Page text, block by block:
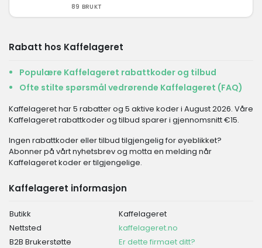
89 BRUKT
Rabatt hos Kaffelageret
Populære Kaffelageret rabattkoder og tilbud
Ofte stilte spørsmål vedrørende Kaffelageret (FAQ)
Kaffelageret har 5 rabatter og 5 aktive koder i August 2026. Våre
Kaffelageret rabattkoder og tilbud sparer i gjennomsnitt €15.
Ingen rabattkoder eller tilbud tilgjengelig for øyeblikket?
Abonner på vårt nyhetsbrev og motta en melding når
Kaffelageret koder er tilgjengelige.
Kaffelageret informasjon
Butikk
Kaffelageret
Nettsted
kaffelageret.no
B2B Brukerstøtte
Er dette firmaet ditt?